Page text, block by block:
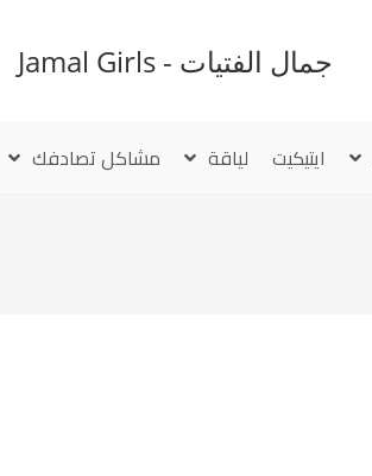
جمال الفتيات - Jamal Girls
ايتيكيت لياقة مشاكل تصادفك